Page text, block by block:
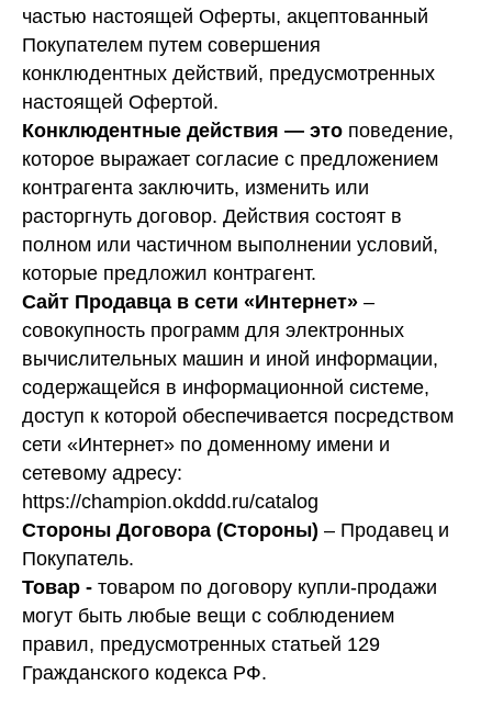
частью настоящей Оферты, акцептованный
Покупателем путем совершения
конклюдентных действий, предусмотренных
настоящей Офертой.
Конклюдентные действия — это поведение,
которое выражает согласие с предложением
контрагента заключить, изменить или
расторгнуть договор. Действия состоят в
полном или частичном выполнении условий,
которые предложил контрагент.
Сайт Продавца в сети «Интернет» –
совокупность программ для электронных
вычислительных машин и иной информации,
содержащейся в информационной системе,
доступ к которой обеспечивается посредством
сети «Интернет» по доменному имени и
сетевому адресу:
https://champion.okddd.ru/catalog
Стороны Договора (Стороны) – Продавец и
Покупатель.
Товар - товаром по договору купли-продажи
могут быть любые вещи с соблюдением
правил, предусмотренных статьей 129
Гражданского кодекса РФ.